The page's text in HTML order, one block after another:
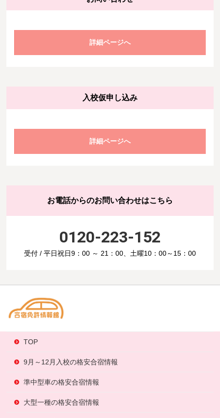
詳細ページへ
入校仮申し込み
詳細ページへ
お電話からのお問い合わせはこちら
0120-223-152
受付 / 平日祝日9：00 ～ 21：00、土曜10：00～15：00
TOP
9月～12月入校の格安合宿情報
準中型車の格安合宿情報
大型一種の格安合宿情報